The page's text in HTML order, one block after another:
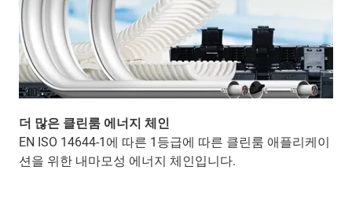
더 많은 클린룸 에너지 체인
EN ISO 14644-1에 따른 1등급에 따른 클린룸 애플리케이
션을 위한 내마모성 에너지 체인입니다.